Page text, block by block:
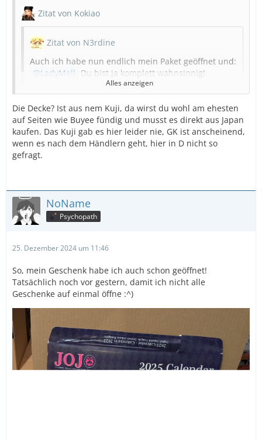
Zitat von Kokiao
Zitat von N3rdine
Auch ich habe nun endlich mein Paket geöffnet und:
LadyMell Du bist ja komplett wahnsinnig!
Vielen vielen vielen (hier bitte noch ein paar "vielen"
einfügen) Dank!!!
Und dass nichts Süßes drin war, ist genau richtig
und ich hab mich sehr über den Tee gefreut, der
das ganze Paket hat duften lassen. Ich liebe
Bergamotte!
Snapchat-1249211157.jpg
Wo kann man das von Golden Kamuy kaufen
Alles anzeigen
Die Decke? Ist aus nem Kuji, da wirst du wohl am ehesten
auf Seiten wie Buyee fündig und musst es direkt aus Japan
kaufen. Das Kuji gab es hier leider nie, GK ist anscheinend,
wenn es nach dem Händlern geht, hier in D nicht so
gefragt.
NoName
Psychopath
25. Dezember 2024 um 11:46
So, mein Geschenk habe ich auch schon geöffnet!
Tatsächlich noch vor gestern, damit ich nicht alle
Geschenke auf einmal öffne :^)